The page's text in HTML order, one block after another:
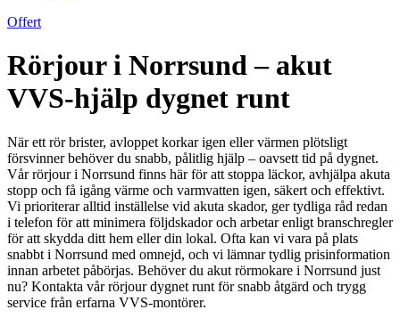
Offert
Rörjour i Norrsund – akut
VVS-hjälp dygnet runt
När ett rör brister, avloppet korkar igen eller värmen plötsligt
försvinner behöver du snabb, pålitlig hjälp – oavsett tid på dygnet.
Vår rörjour i Norrsund finns här för att stoppa läckor, avhjälpa akuta
stopp och få igång värme och varmvatten igen, säkert och effektivt.
Vi prioriterar alltid inställelse vid akuta skador, ger tydliga råd redan
i telefon för att minimera följdskador och arbetar enligt branschregler
för att skydda ditt hem eller din lokal. Ofta kan vi vara på plats
snabbt i Norrsund med omnejd, och vi lämnar tydlig prisinformation
innan arbetet påbörjas. Behöver du akut rörmokare i Norrsund just
nu? Kontakta vår rörjour dygnet runt för snabb åtgärd och trygg
service från erfarna VVS-montörer.